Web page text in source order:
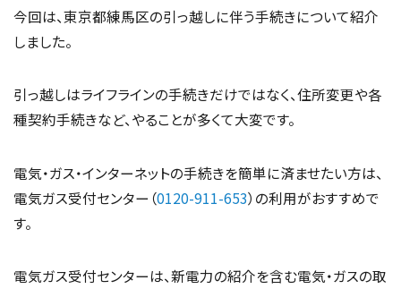
今回は、東京都練馬区の引っ越しに伴う手続きについて紹介
しました。
引っ越しはライフラインの手続きだけではなく、住所変更や各
種契約手続きなど、やることが多くて大変です。
電気・ガス・インターネットの手続きを簡単に済ませたい方は、
電気ガス受付センター（0120-911-653）の利用がおすすめで
す。
電気ガス受付センターは、新電力の紹介を含む電気・ガスの取